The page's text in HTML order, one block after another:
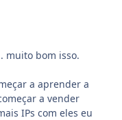
muito bom isso.
a aprender a
a vender
IPs com eles eu